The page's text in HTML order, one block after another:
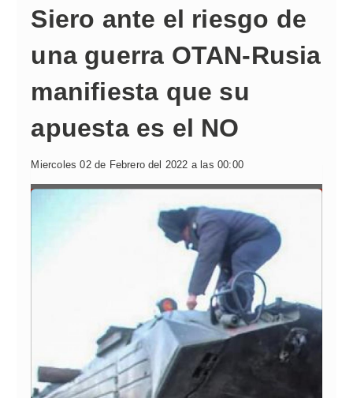
Siero ante el riesgo de
una guerra OTAN-Rusia
manifiesta que su
apuesta es el NO
Miercoles 02 de Febrero del 2022 a las 00:00